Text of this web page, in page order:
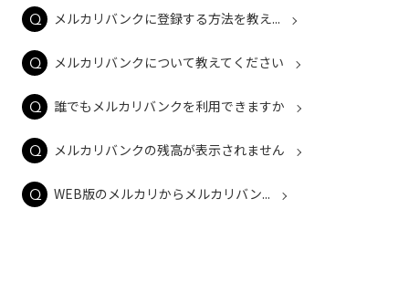
メルカリバンクに登録する方法を教え...
メルカリバンクについて教えてください
誰でもメルカリバンクを利用できますか
メルカリバンクの残高が表示されません
WEB版のメルカリからメルカリバン...